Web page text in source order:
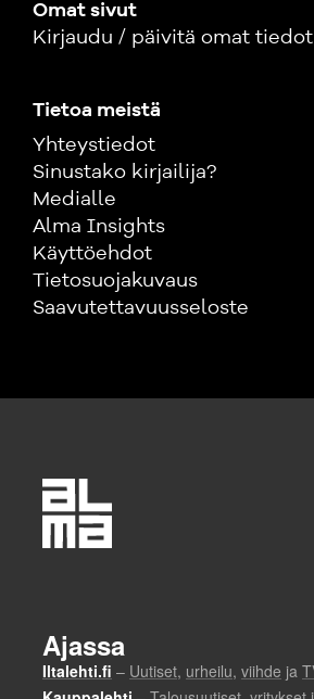
Omat sivut
Kirjaudu / päivitä omat tiedot
Tietoa meistä
Yhteystiedot
Sinustako kirjailija?
Medialle
Alma Insights
Käyttöehdot
Tietosuojakuvaus
Saavutettavuusseloste